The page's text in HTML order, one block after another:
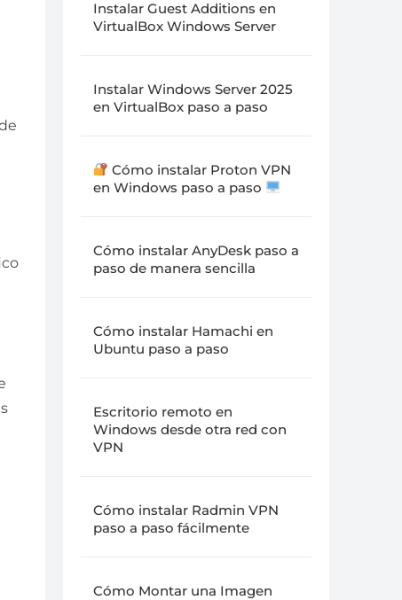
Instalar Guest Additions en
VirtualBox Windows Server
Instalar Windows Server 2025
en VirtualBox paso a paso
Cómo instalar Proton VPN
en Windows paso a paso
Cómo instalar AnyDesk paso a
paso de manera sencilla
Cómo instalar Hamachi en
Ubuntu paso a paso
Escritorio remoto en
Windows desde otra red con
VPN
Cómo instalar Radmin VPN
paso a paso fácilmente
Cómo Montar una Imagen